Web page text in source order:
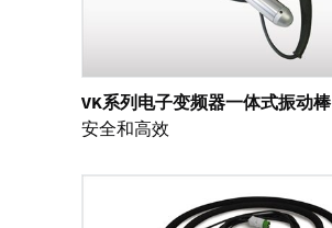
VK系列电子变频器一体式振动棒
安全和高效